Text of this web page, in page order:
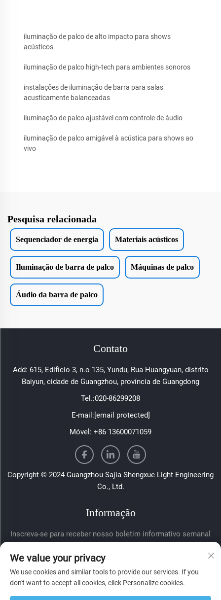
iluminação de palco de alto impacto para shows
acústicos
iluminação de palco high-tech para ambientes sonoros
instalações de iluminação de barra para salas
acusticamente balanceadas
iluminação de palco ajustável com controle de áudio
iluminação de palco amigável à acústica para shows ao
vivo
Pesquisa relacionada
Sequenciador de energia Materiais acústicos
Iluminação de barra de palco Máquinas de palco
Áudio da barra de palco
Contato
Add: 615, Edifício 3, n.o 135, Yundu, Rua Huangyuan, distrito
Baiyun, cidade de Guangzhou, província de Guangdong
Tel.:020-86299208
E-mail: [email protected]
Móvel: +86 13600071059
Copyright © 2024 Guangzhou Sajia Shengxue Light Engineering
Co., Ltd.
Informação
Inscreva-se para receber nosso boletim informativo semanal
We value your privacy
We use cookies and similar tools to provide our services. If you
don't want to accept all cookies, click Personalize cookies.